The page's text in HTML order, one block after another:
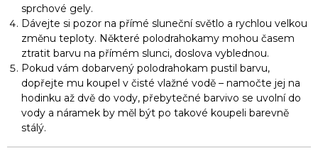
sprchové gely.
Dávejte si pozor na přímé sluneční světlo a rychlou velkou
změnu teploty. Některé polodrahokamy mohou časem
ztratit barvu na přímém slunci, doslova vyblednou.
Pokud vám dobarvený polodrahokam pustil barvu,
dopřejte mu koupel v čisté vlažné vodě – namočte jej na
hodinku až dvě do vody, přebytečné barvivo se uvolní do
vody a náramek by měl být po takové koupeli barevně
stálý.